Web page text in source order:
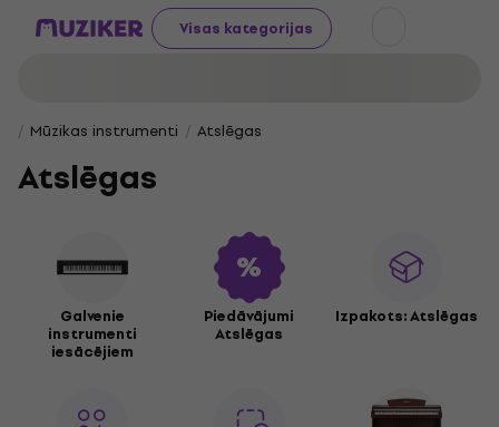
Visas kategorijas
Mūzikas instrumenti Atslēgas
Atslēgas
Galvenie
instrumenti
iesācējiem
Piedāvājumi
Atslēgas
Izpakots: Atslēgas